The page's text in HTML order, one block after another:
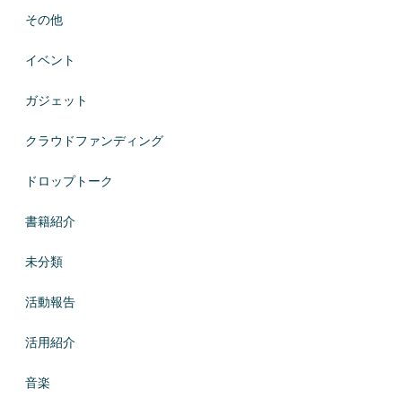
その他
イベント
ガジェット
クラウドファンディング
ドロップトーク
書籍紹介
未分類
活動報告
活用紹介
音楽